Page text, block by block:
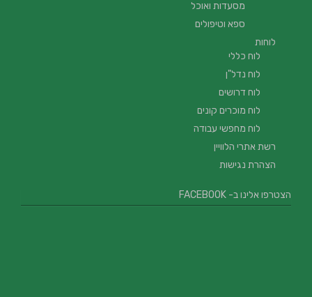
מסעדות ואוכל
ספא וטיפולים
לוחות
לוח כללי
לוח נדל"ן
לוח דרושים
לוח מוכרים קונים
לוח מחפשי עבודה
רשת אתרי הלוויין
הצהרת נגישות
הצטרפו אלינו ב- FACEBOOK